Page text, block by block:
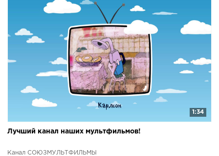
1:34
Лучший канал наших мультфильмов!
Канал СОЮЗМУЛЬТФИЛЬМЫ